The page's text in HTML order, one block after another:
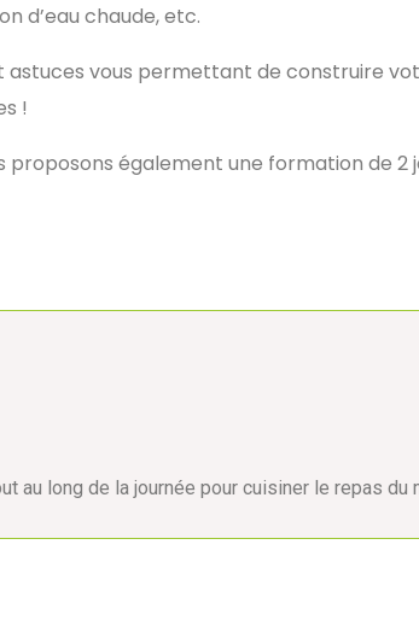
d’eau chaude, etc.
vous permettant de construire
!
proposons également une formation de
long de la journée pour cuisiner le repas du